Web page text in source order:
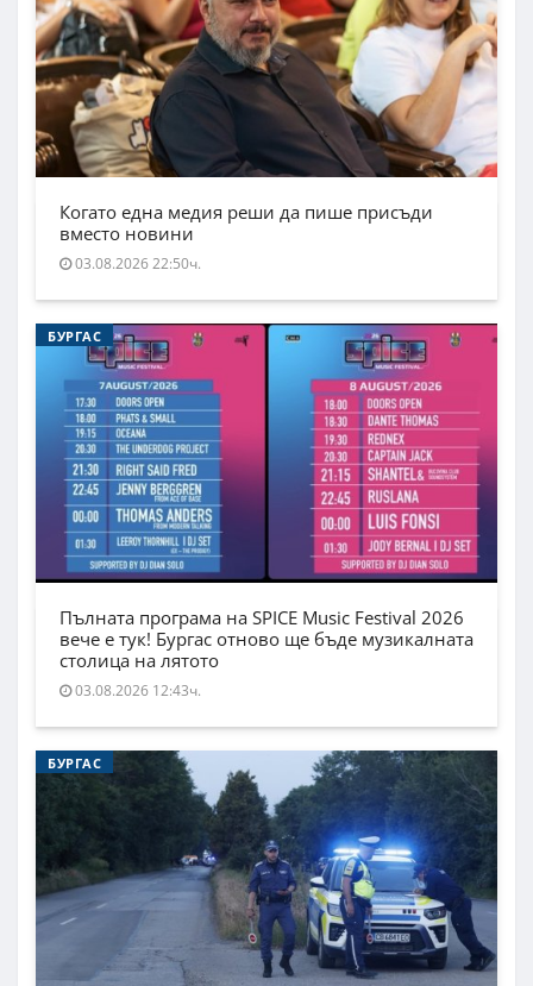
Когато една медия реши да пише присъди
вместо новини
03.08.2026 22:50ч.
БУРГАС
Пълната програма на SPICE Music Festival 2026
вече е тук! Бургас отново ще бъде музикалната
столица на лятото
03.08.2026 12:43ч.
БУРГАС